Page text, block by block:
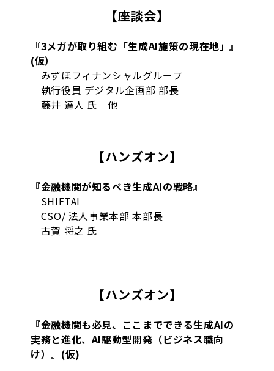
【座談会】
『3メガが取り組む「生成AI施策の現在地」』
(仮）
みずほフィナンシャルグループ
執行役員 デジタル企画部 部長
藤井 達人 氏 他
【ハンズオン】
『金融機関が知るべき生成AIの戦略』
SHIFTAI
CSO/ 法人事業本部 本部長
古賀 将之 氏
【ハンズオン】
『金融機関も必見、ここまでできる生成AIの
実務と進化、AI駆動型開発（ビジネス職向
け）』(仮)